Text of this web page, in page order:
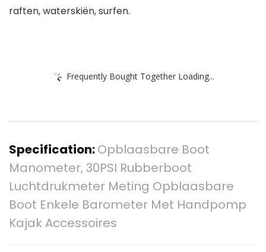
raften, waterskiën, surfen.
Frequently Bought Together Loading...
Specification:Opblaasbare Boot
Manometer, 30PSI Rubberboot
Luchtdrukmeter Meting Opblaasbare
Boot Enkele Barometer Met Handpomp
Kajak Accessoires